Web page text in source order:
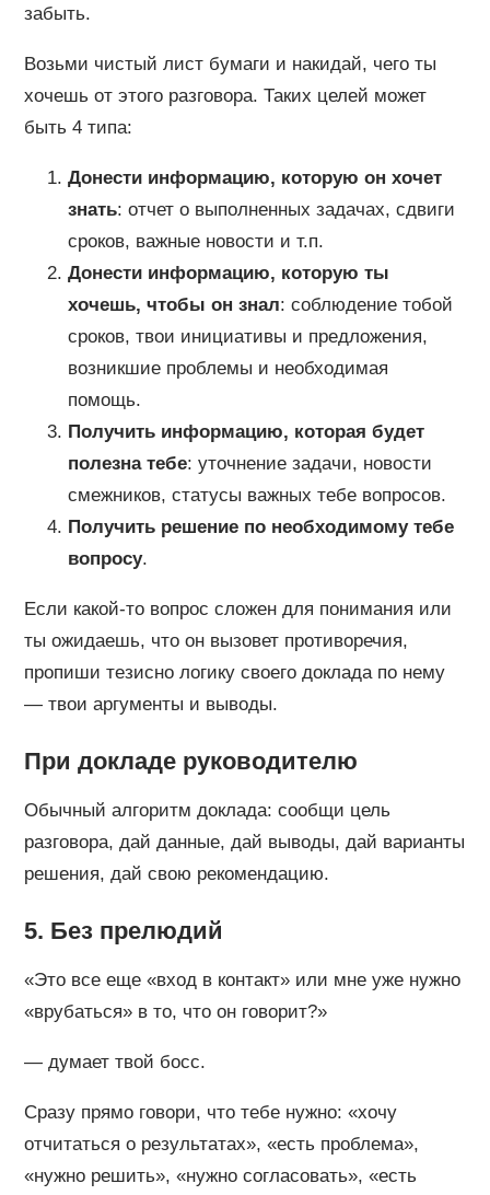
забыть.
Возьми чистый лист бумаги и накидай, чего ты
хочешь от этого разговора. Таких целей может
быть 4 типа:
Донести информацию, которую он хочет
знать: отчет о выполненных задачах, сдвиги
сроков, важные новости и т.п.
Донести информацию, которую ты
хочешь, чтобы он знал: соблюдение тобой
сроков, твои инициативы и предложения,
возникшие проблемы и необходимая
помощь.
Получить информацию, которая будет
полезна тебе: уточнение задачи, новости
смежников, статусы важных тебе вопросов.
Получить решение по необходимому тебе
вопросу.
Если какой-то вопрос сложен для понимания или
ты ожидаешь, что он вызовет противоречия,
пропиши тезисно логику своего доклада по нему
— твои аргументы и выводы.
При докладе руководителю
Обычный алгоритм доклада: сообщи цель
разговора, дай данные, дай выводы, дай варианты
решения, дай свою рекомендацию.
5. Без прелюдий
«Это все еще «вход в контакт» или мне уже нужно
«врубаться» в то, что он говорит?»
— думает твой босс.
Сразу прямо говори, что тебе нужно: «хочу
отчитаться о результатах», «есть проблема»,
«нужно решить», «нужно согласовать», «есть